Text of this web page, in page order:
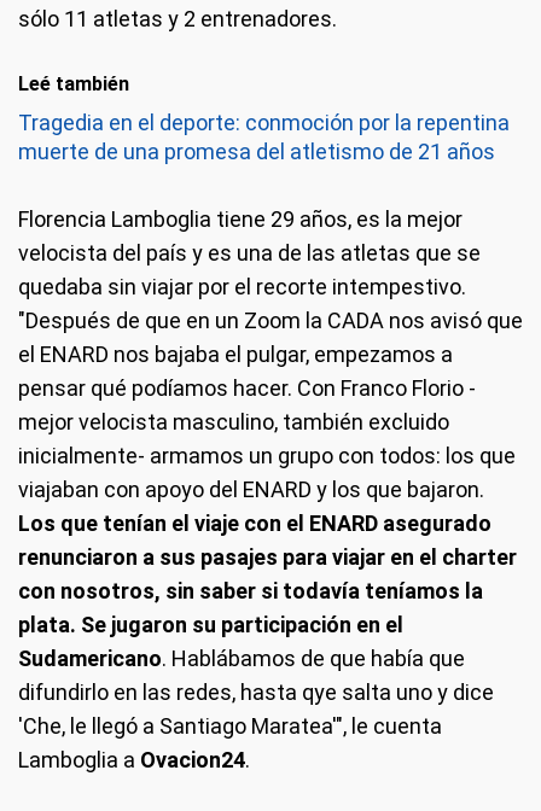
sólo 11 atletas y 2 entrenadores.
Leé también
Tragedia en el deporte: conmoción por la repentina
muerte de una promesa del atletismo de 21 años
Florencia Lamboglia tiene 29 años, es la mejor
velocista del país y es una de las atletas que se
quedaba sin viajar por el recorte intempestivo.
"Después de que en un Zoom la CADA nos avisó que
el ENARD nos bajaba el pulgar, empezamos a
pensar qué podíamos hacer. Con Franco Florio -
mejor velocista masculino, también excluido
inicialmente- armamos un grupo con todos: los que
viajaban con apoyo del ENARD y los que bajaron.
Los que tenían el viaje con el ENARD asegurado
renunciaron a sus pasajes para viajar en el charter
con nosotros, sin saber si todavía teníamos la
plata. Se jugaron su participación en el
Sudamericano. Hablábamos de que había que
difundirlo en las redes, hasta qye salta uno y dice
'Che, le llegó a Santiago Maratea'", le cuenta
Lamboglia a Ovacion24.